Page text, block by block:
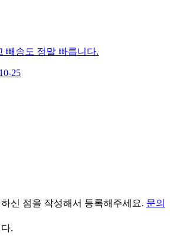
빼송도 정말 빠릅니다.
25
신 점을 작성해서 등록해주세요. 문의
.